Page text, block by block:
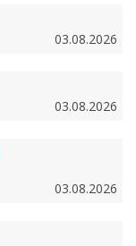
03.08.2026
03.08.2026
03.08.2026